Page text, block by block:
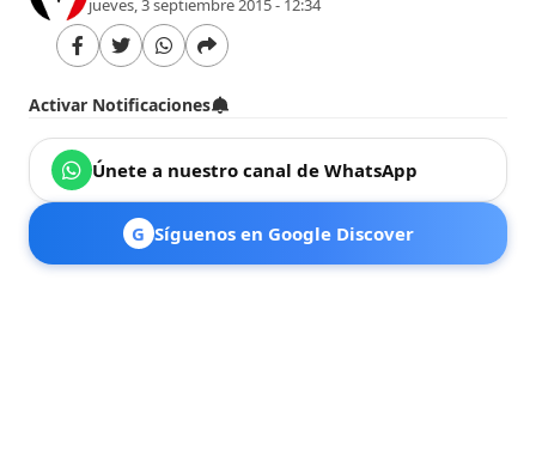
jueves, 3 septiembre 2015 - 12:34
Activar Notificaciones
Únete a nuestro canal de WhatsApp
G Síguenos en Google Discover